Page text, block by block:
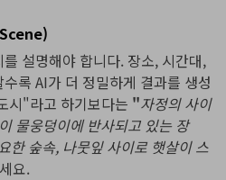
설명해야 합니다. 장소, 시간대,
록 AI가 더 정밀하게 결과를 생성
시"라고 하기보다는 "자정의 사이
물웅덩이에 반사되고 있는 장
한 숲속, 나뭇잎 사이로 햇살이 스
요.